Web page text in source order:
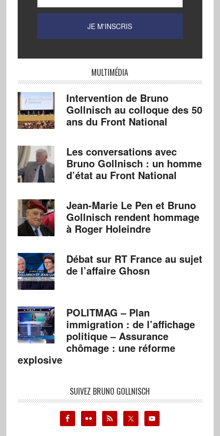
MULTIMÉDIA
Intervention de Bruno
Gollnisch au colloque des 50
ans du Front National
Les conversations avec
Bruno Gollnisch : un homme
d’état au Front National
Jean-Marie Le Pen et Bruno
Gollnisch rendent hommage
à Roger Holeindre
Débat sur RT France au sujet
de l’affaire Ghosn
POLITMAG – Plan
immigration : de l’affichage
politique – Assurance
chômage : une réforme
explosive
SUIVEZ BRUNO GOLLNISCH